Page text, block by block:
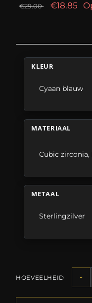
€29.00 €18.85
KLEUR
Cyaan blauw
MATERIAAL
Cubic zirconia,
METAAL
Sterlingzilver
HOEVEELHEID -